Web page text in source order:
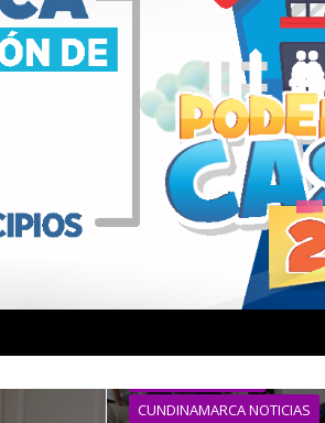
CUNDINAMARCA NOTICIAS